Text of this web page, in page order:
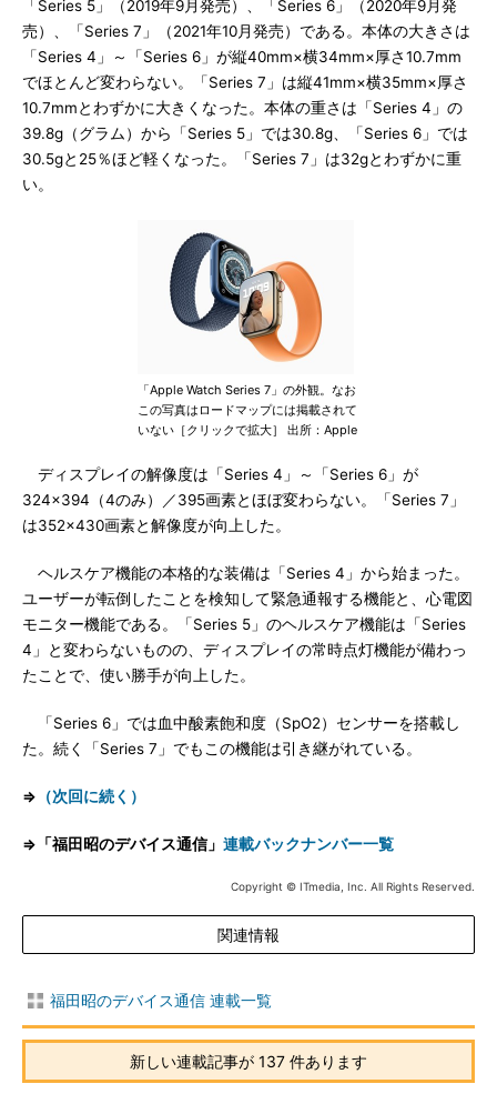
「Series 5」（2019年9月発売）、「Series 6」（2020年9月発
売）、「Series 7」（2021年10月発売）である。本体の大きさは
「Series 4」～「Series 6」が縦40mm×横34mm×厚さ10.7mm
でほとんど変わらない。「Series 7」は縦41mm×横35mm×厚さ
10.7mmとわずかに大きくなった。本体の重さは「Series 4」の
39.8g（グラム）から「Series 5」では30.8g、「Series 6」では
30.5gと25％ほど軽くなった。「Series 7」は32gとわずかに重
い。
「Apple Watch Series 7」の外観。なお
この写真はロードマップには掲載されて
いない［クリックで拡大］ 出所：Apple
ディスプレイの解像度は「Series 4」～「Series 6」が
324×394（4のみ）／395画素とほぼ変わらない。「Series 7」
は352×430画素と解像度が向上した。
ヘルスケア機能の本格的な装備は「Series 4」から始まった。
ユーザーが転倒したことを検知して緊急通報する機能と、心電図
モニター機能である。「Series 5」のヘルスケア機能は「Series
4」と変わらないものの、ディスプレイの常時点灯機能が備わっ
たことで、使い勝手が向上した。
「Series 6」では血中酸素飽和度（SpO2）センサーを搭載し
た。続く「Series 7」でもこの機能は引き継がれている。
⇒ （次回に続く）
⇒「福田昭のデバイス通信」 連載バックナンバー一覧
Copyright © ITmedia, Inc. All Rights Reserved.
関連情報
福田昭のデバイス通信 連載一覧
新しい連載記事が 137 件あります